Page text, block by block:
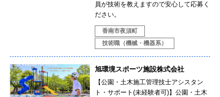
員が技術を教えますので安心して応募く
ださい。
香南市夜須町
技術職（機械・機器系）
旭環境スポーツ施設株式会社
【公園・土木施工管理技士アシスタン
ト・サポート(未経験者可)】公園・土木